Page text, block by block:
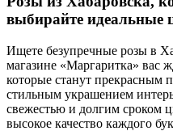
выбирайте идеальные
Ищете безупречные розы в
магазине «Маргаритка» вас
которые станут прекрасным
стильным украшением
свежестью и долгим сроком
высокое качество каждого